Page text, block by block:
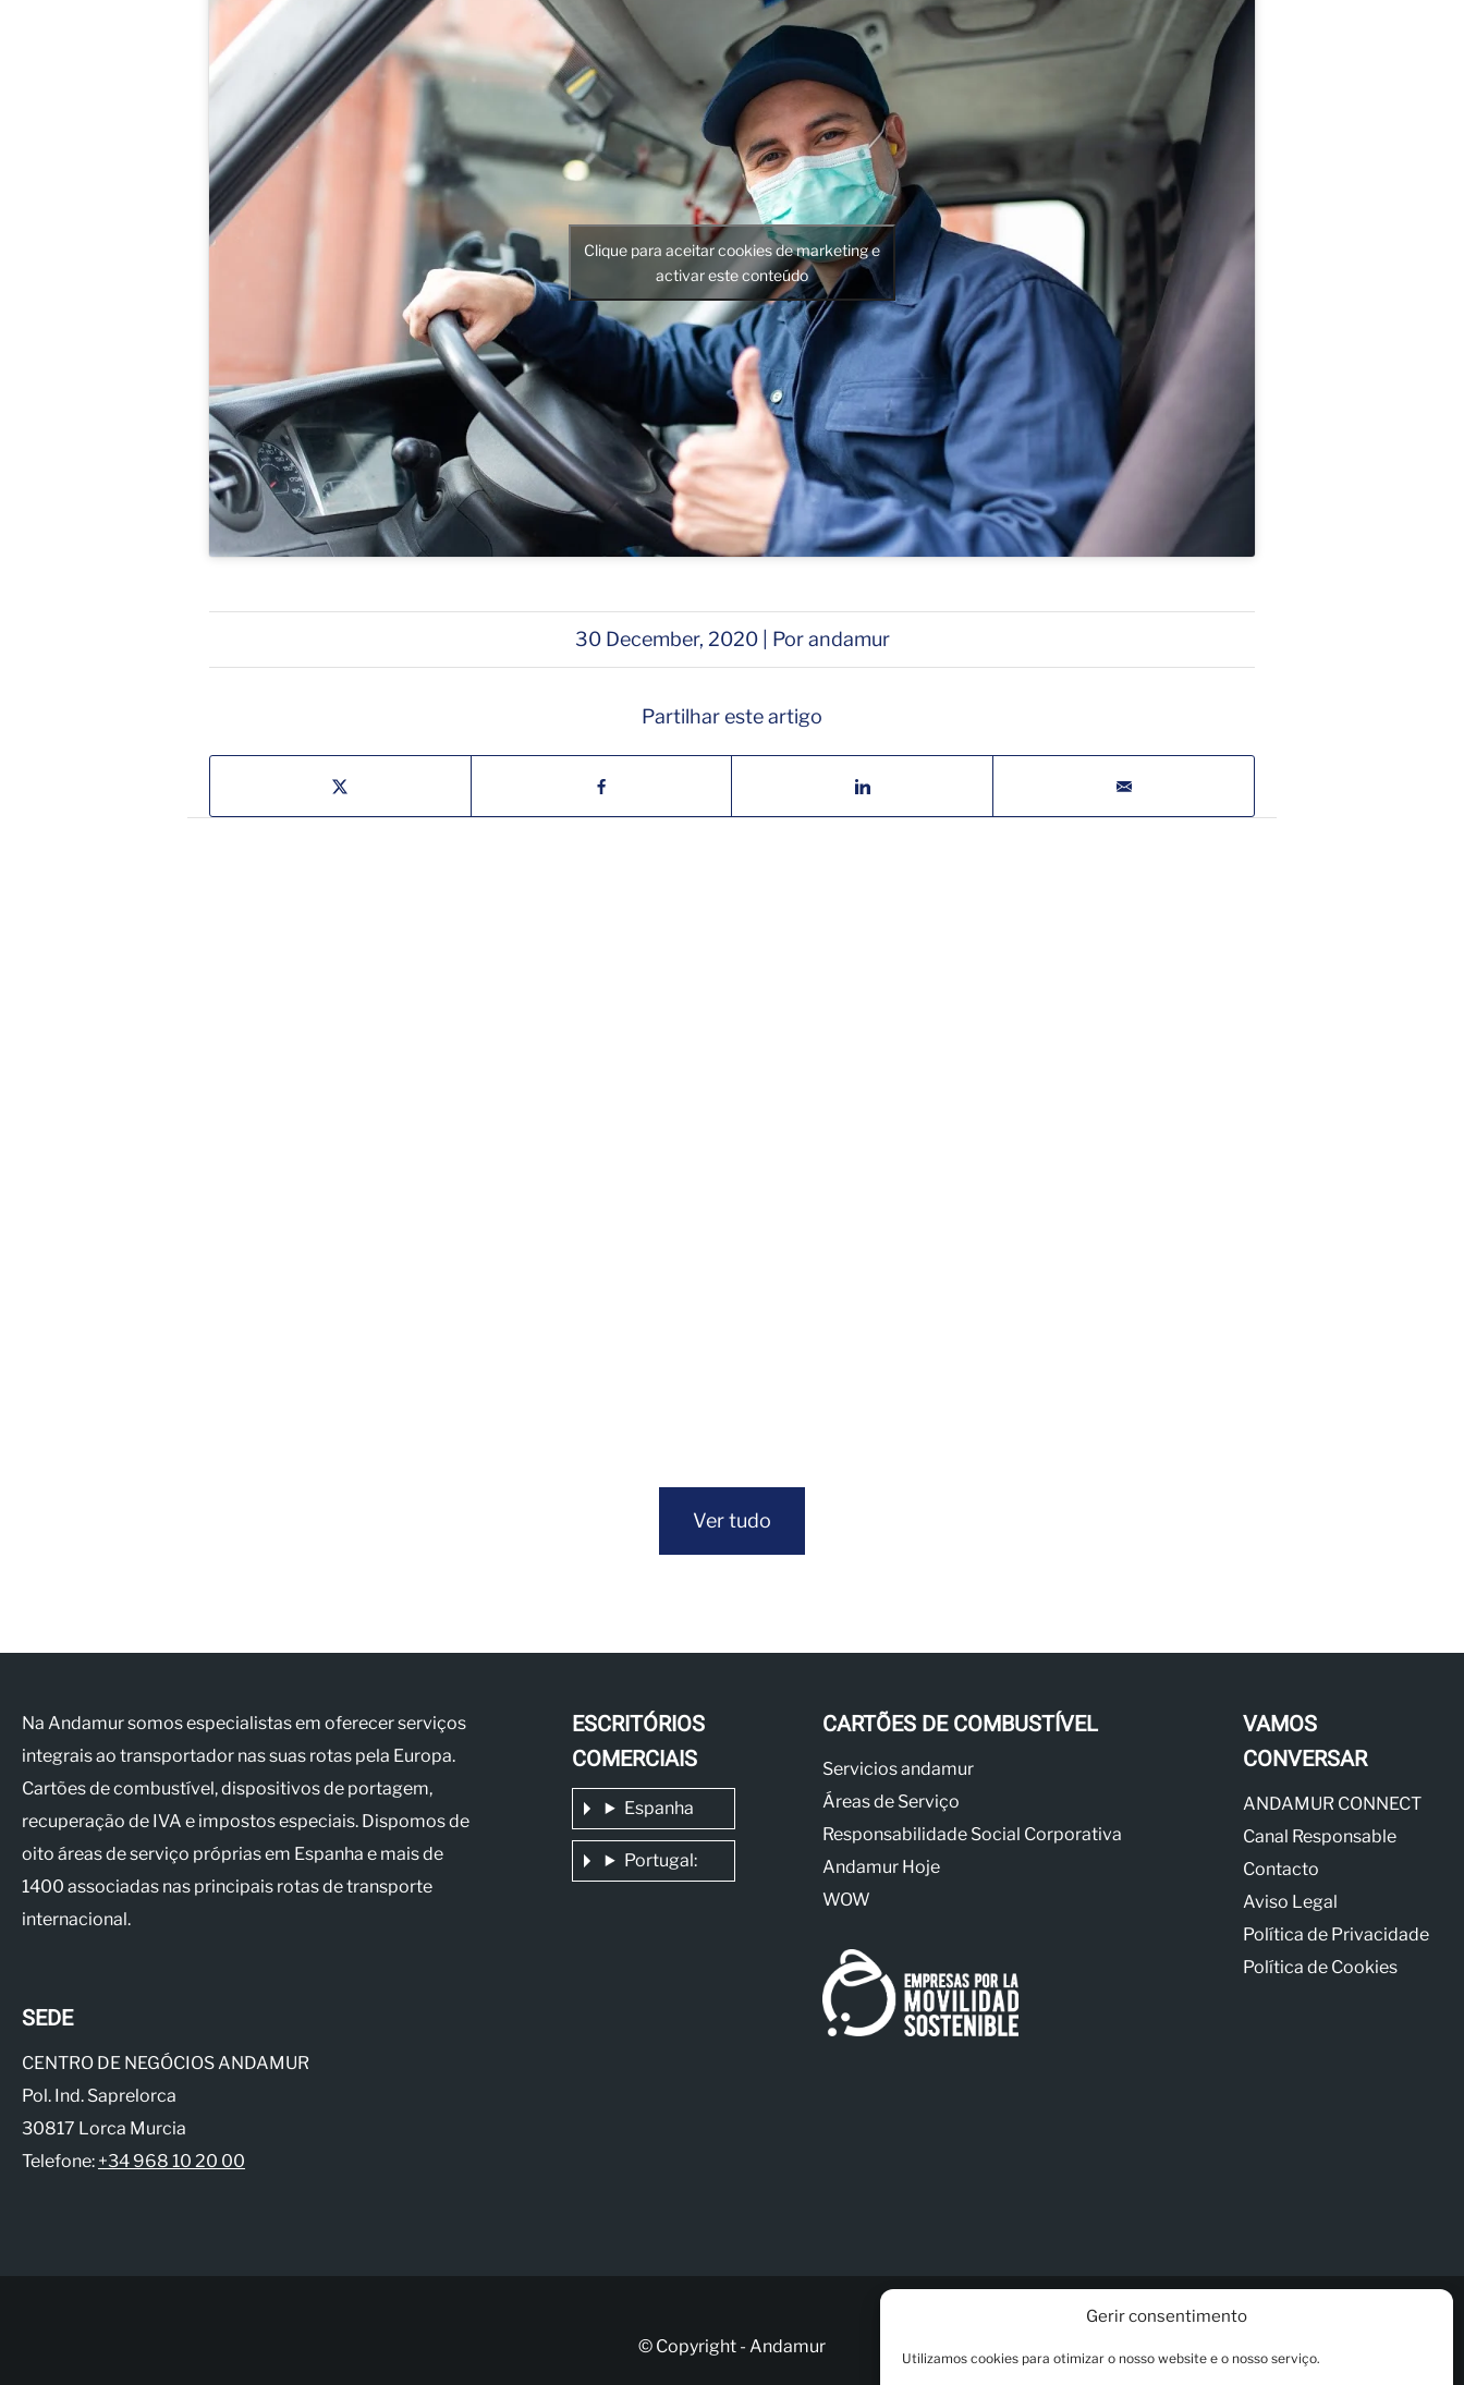
Gerir consentimento
Utilizamos cookies para otimizar o nosso website e o nosso serviço.
Clique para aceitar cookies de marketing e
activar este conteúdo
30 December, 2020 | Por andamur
Partilhar este artigo
Ver tudo
Na Andamur somos especialistas em oferecer serviços
integrais ao transportador nas suas rotas pela Europa.
Cartões de combustível, dispositivos de portagem,
recuperação de IVA e impostos especiais. Dispomos de
oito áreas de serviço próprias em Espanha e mais de
1400 associadas nas principais rotas de transporte
internacional.
SEDE
CENTRO DE NEGÓCIOS ANDAMUR
Pol. Ind. Saprelorca
30817 Lorca Murcia
Telefone: +34 968 10 20 00
ESCRITÓRIOS
COMERCIAIS
Espanha
Portugal:
CARTÕES DE COMBUSTÍVEL
Servicios andamur
Áreas de Serviço
Responsabilidade Social Corporativa
Andamur Hoje
WOW
VAMOS
CONVERSAR
ANDAMUR CONNECT
Canal Responsable
Contacto
Aviso Legal
Política de Privacidade
Política de Cookies
© Copyright - Andamur